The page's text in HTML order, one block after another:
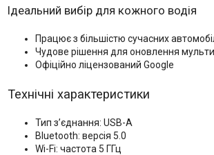
Ідеальний вибір для кожного водія
Працює з більшістю сучасних
Чудове рішення для оновлення
Офіційно ліцензований Google
Технічні характеристики
Тип з’єднання: USB-A
Bluetooth: версія 5.0
Wi-Fi: частота 5 ГГц